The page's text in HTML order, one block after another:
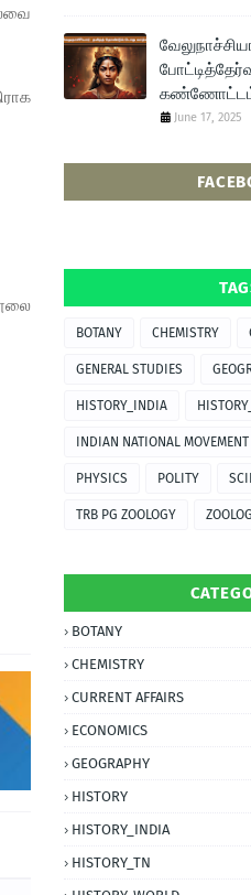
June 17, 2025
BOTANY CHEMISTRY
GENERAL STUDIES
HISTORY_INDIA
INDIAN NATIONAL MOVEMENT
PHYSICS POLITY
TRB PG ZOOLOGY
BOTANY
CHEMISTRY
CURRENT AFFAIRS
ECONOMICS
GEOGRAPHY
HISTORY
HISTORY_INDIA
HISTORY_TN